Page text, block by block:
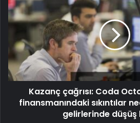
Kazanç çağrısı: Coda
finansmanındaki sıkıntılar
gelirlerinde düşüş